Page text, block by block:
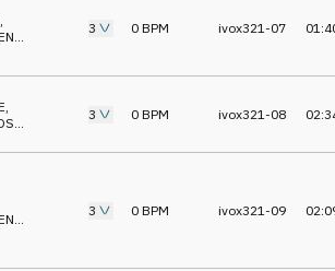
3 0 BPM ivox321-07
3 0 BPM ivox321-08
3 0 BPM ivox321-09